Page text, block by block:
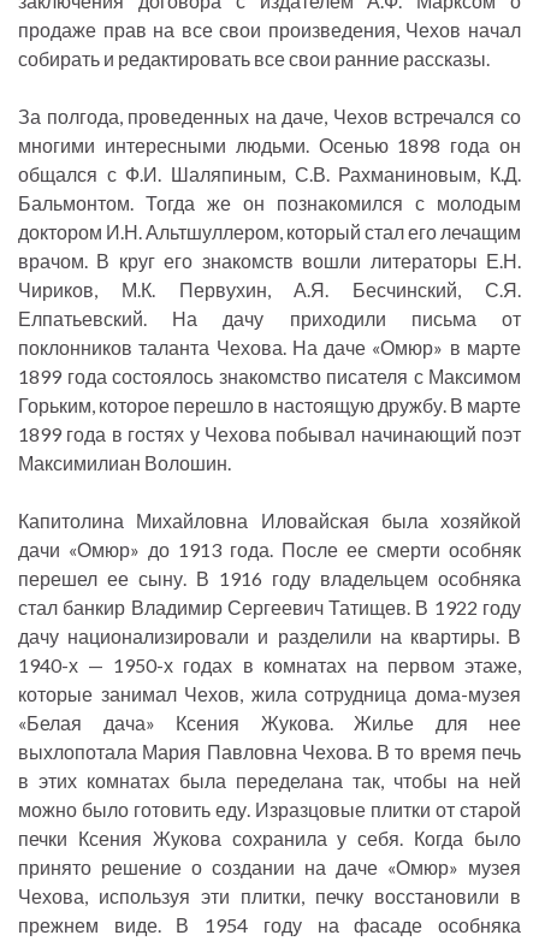
продаже прав на все свои произведения, Чехов начал
собирать и редактировать все свои ранние рассказы.
За полгода, проведенных на даче, Чехов встречался со
многими интересными людьми. Осенью 1898 года он
общался с Ф.И. Шаляпиным, С.В. Рахманиновым, К.Д.
Бальмонтом. Тогда же он познакомился с молодым
доктором И.Н. Альтшуллером, который стал его лечащим
врачом. В круг его знакомств вошли литераторы Е.Н.
Чириков, М.К. Первухин, А.Я. Бесчинский, С.Я.
Елпатьевский. На дачу приходили письма от
поклонников таланта Чехова. На даче «Омюр» в марте
1899 года состоялось знакомство писателя с Максимом
Горьким, которое перешло в настоящую дружбу. В марте
1899 года в гостях у Чехова побывал начинающий поэт
Максимилиан Волошин.
Капитолина Михайловна Иловайская была хозяйкой
дачи «Омюр» до 1913 года. После ее смерти особняк
перешел ее сыну. В 1916 году владельцем особняка
стал банкир Владимир Сергеевич Татищев. В 1922 году
дачу национализировали и разделили на квартиры. В
1940-х — 1950-х годах в комнатах на первом этаже,
которые занимал Чехов, жила сотрудница дома-музея
«Белая дача» Ксения Жукова. Жилье для нее
выхлопотала Мария Павловна Чехова. В то время печь
в этих комнатах была переделана так, чтобы на ней
можно было готовить еду. Изразцовые плитки от старой
печки Ксения Жукова сохранила у себя. Когда было
принято решение о создании на даче «Омюр» музея
Чехова, используя эти плитки, печку восстановили в
прежнем виде. В 1954 году на фасаде особняка